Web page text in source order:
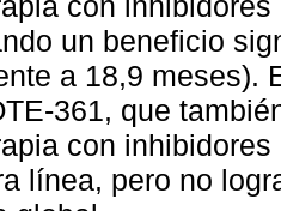
un beneficio
a 18,9 meses).
361, que
con
línea, pero no